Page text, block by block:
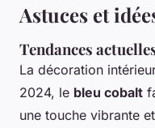
Astuces et
Tendances
La décoration
2024, le bleu cobalt
une touche vibrante